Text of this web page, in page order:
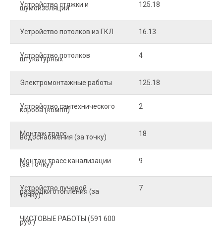
Устройство стяжки и
шумоизоляции 125.18
Устройство потолков из ГКЛ 16.13
Устройство потолков
штукатурных 4
Электромонтажные работы 125.18
Устройство сантехнического
короба (компл) 2
Монтаж трасс
водоснабжения (за точку) 18
Монтаж трасс канализации
(за точку) 9
Устройство лучевой
разводки отопления (за
точку)
7
ЧИСТОВЫЕ РАБОТЫ (591 600
руб.)